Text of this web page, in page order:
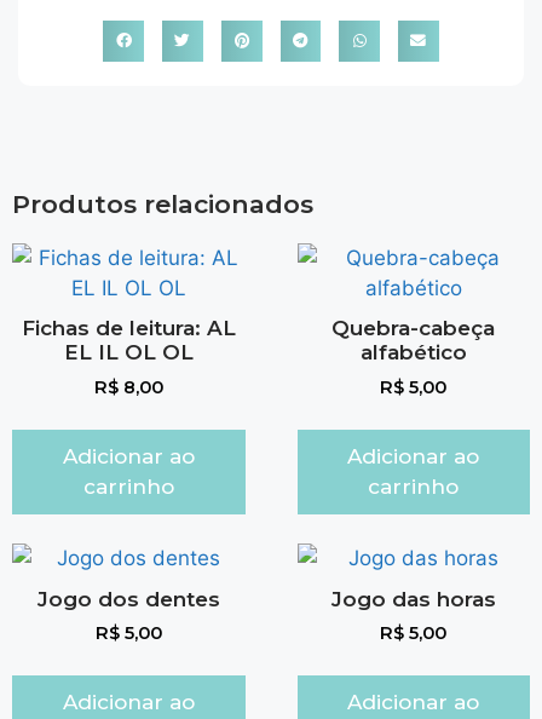
Produtos relacionados
Fichas de leitura: AL
EL IL OL OL
R$8,00
Adicionar ao
carrinho
Quebra-cabeça
alfabético
R$ 5,00
Adicionar ao
carrinho
Jogo dos dentes
R$5,00
Adicionar ao
Jogo das horas
R$ 5,00
Adicionar ao